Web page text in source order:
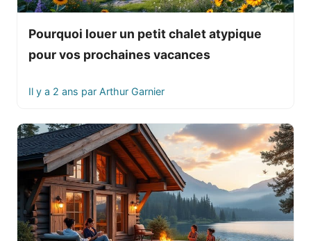
Pourquoi louer un petit chalet atypique
pour vos prochaines vacances
Il y a 2 ans par Arthur Garnier